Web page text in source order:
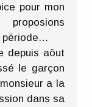
pour mon
période…
depuis aôut
le garçon
a la
dans sa